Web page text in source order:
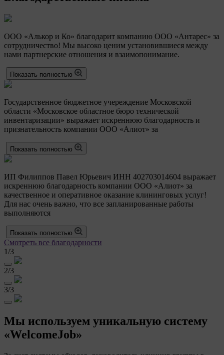
ООО «Алькор и Ко» благодарит компанию ООО «Антарес» за
сотрудничество! Мы высоко ценим установившиеся между
нами партнерские отношения и взаимопонимание.
Показать полностью
Государственное бюджетное учереждение Московской
области «Московское областное бюро технической
инвентаризации» выражает искреннюю благодарность и
признательность компании ООО «Алиот» за
Показать полностью
ИП Филиппов Павел Юрьевич ИНН 402703014604 выражает
искреннюю благодарность компании ООО «Алиот» за
качественное и оперативное оказание клининговых услуг!
Для нас очень важно, что все запланированные работы
выполняются
Показать полностью
Смотреть все благодарности
1/3
2/3
3/3
Мы используем уникальную систему
«WelcomeJob»